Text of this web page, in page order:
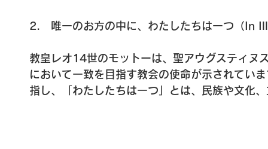
父」として知られています。この選名には、教
2.　唯一のお方の中に、わたしたちは一つ（In
教皇レオ14世のモットーは、聖アウグスティヌ
において一致を目指す教会の使命が示されてい
指し、「わたしたちは一つ」とは、民族や文化